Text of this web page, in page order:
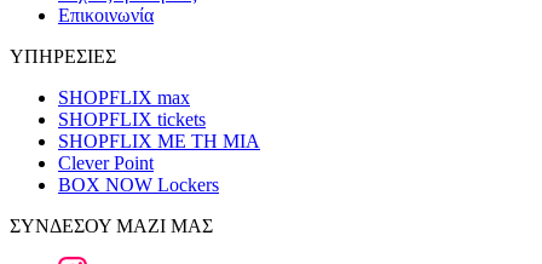
Επικοινωνία
ΥΠΗΡΕΣΙΕΣ
SHOPFLIX max
SHOPFLIX tickets
SHOPFLIX ΜΕ ΤΗ ΜΙΑ
Clever Point
BOX NOW Lockers
ΣΥΝΔΕΣΟΥ ΜΑΖΙ ΜΑΣ